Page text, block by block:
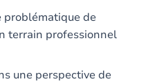
problématique de
terrain professionnel
une perspective de